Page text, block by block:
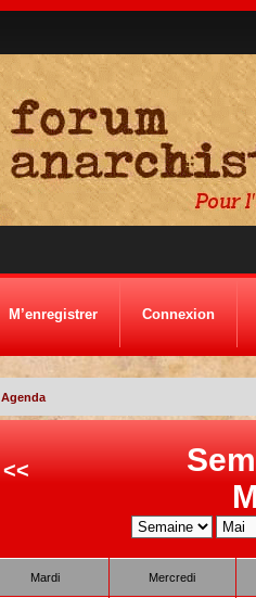
M’enregistrer Connexion
Agenda
<<
Mardi Mercredi